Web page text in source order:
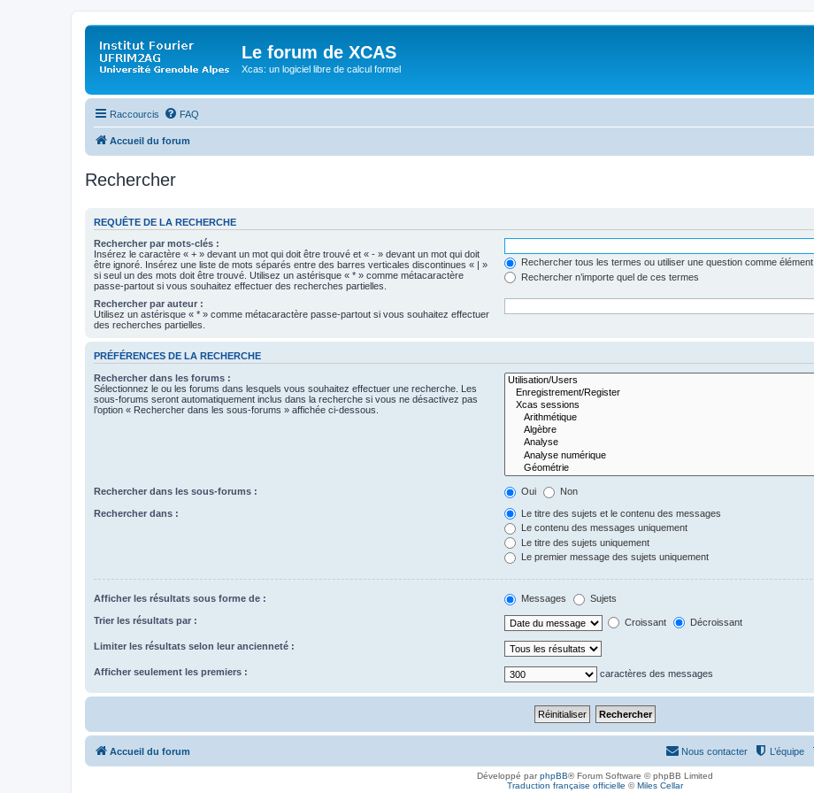
Le forum de XCAS
Xcas: un logiciel libre de calcul formel
Raccourcis FAQ
Accueil du forum
Rechercher
REQUÊTE DE LA RECHERCHE
Rechercher par mots-clés :
Insérez le caractère « + » devant un mot qui doit être trouvé et « - » devant un mot qui doit
être ignoré. Insérez une liste de mots séparés entre des barres verticales discontinues « | »
si seul un des mots doit être trouvé. Utilisez un astérisque « * » comme métacaractère
passe-partout si vous souhaitez effectuer des recherches partielles.
Rechercher tous les termes ou utiliser une question comme élément
Rechercher n’importe quel de ces termes
Rechercher par auteur :
Utilisez un astérisque « * » comme métacaractère passe-partout si vous souhaitez effectuer
des recherches partielles.
PRÉFÉRENCES DE LA RECHERCHE
Rechercher dans les forums :
Sélectionnez le ou les forums dans lesquels vous souhaitez effectuer une recherche. Les
sous-forums seront automatiquement inclus dans la recherche si vous ne désactivez pas
l’option « Rechercher dans les sous-forums » affichée ci-dessous.
Rechercher dans les sous-forums : Oui Non
Rechercher dans :
Le titre des sujets et le contenu des messages
Le contenu des messages uniquement
Le titre des sujets uniquement
Le premier message des sujets uniquement
Afficher les résultats sous forme de : Messages Sujets
Trier les résultats par : Croissant Décroissant
Limiter les résultats selon leur ancienneté :
Afficher seulement les premiers : caractères des messages
Accueil du forum L’équipe
Nous contacter
Développé parphpBB® Forum Software © phpBB Limited
Traduction française officielle ©Miles Cellar